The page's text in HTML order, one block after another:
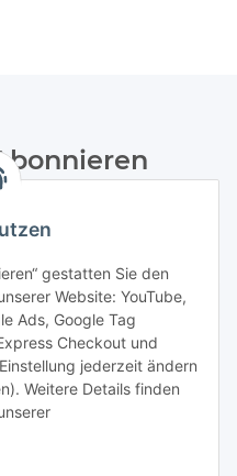
gestatten Sie den
Website: YouTube,
Ads, Google Tag
Checkout und
jederzeit ändern
Weitere Details finden
und jederzeit widerruflich
Abonnieren